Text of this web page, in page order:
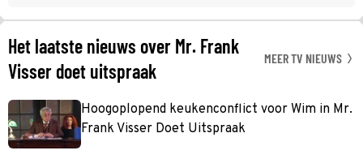
Het laatste nieuws over Mr. Frank
Visser doet uitspraak
MEER TV NIEUWS
Hoogoplopend keukenconflict voor Wim in Mr.
Frank Visser Doet Uitspraak